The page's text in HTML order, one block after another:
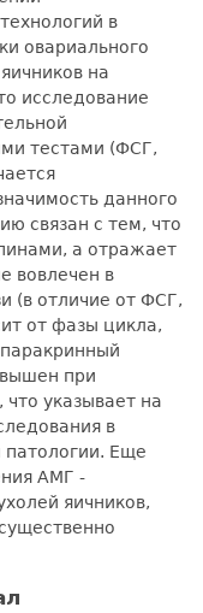
в
овариального
на
исследование
тестами (ФСГ,
данного
связан с тем, что
а отражает
вовлечен в
(в отличие от ФСГ,
от фазы цикла,
при
указывает на
в
патологии. Еще
АМГ -
яичников,